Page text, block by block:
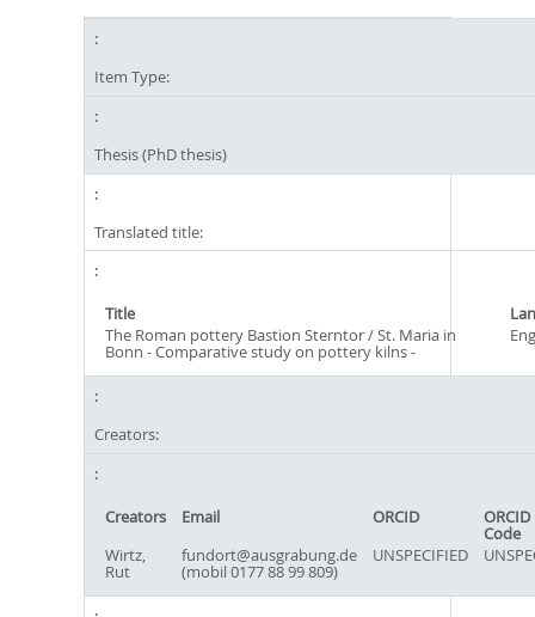
Item Type:
Thesis (PhD thesis)
Translated title:
Title
The Roman pottery Bastion Sterntor / St. Maria in
Bonn - Comparative study on pottery kilns -
Creators:
Creators Email ORCID
Code
Wirtz,
Rut
fundort@ausgrabung.de
(mobil 0177 88 99 809)
UNSPECIFIED